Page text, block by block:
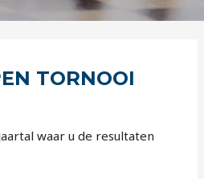
TORNOOI
waar u de resultaten